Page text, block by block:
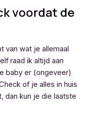
voordat de
van wat je allemaal
raad ik altijd aan
baby er (ongeveer)
of je alles in huis
dan kun je die laatste